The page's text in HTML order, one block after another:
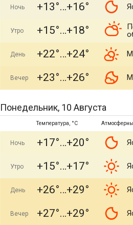
Ночь +13° +16°
Утро +15° +18°
День +22° +24°
Вечер +23° +26°
Понедельник, 10 Августа
Температура, °C
Ночь +17° +20°
Утро +15° +17°
День +26° +29°
Вечер +27° +29°